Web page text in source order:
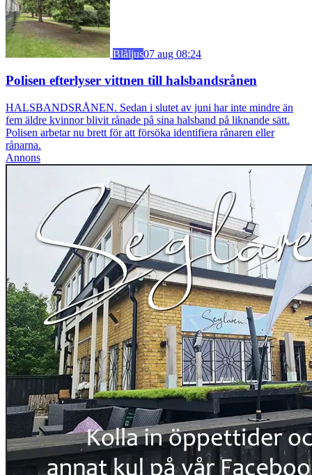
Blåljus07 aug 08:24
Polisen efterlyser vittnen till halsbandsrånen
HALSBANDSRÅNEN. Sedan i slutet av juni har inte mindre än
fem äldre kvinnor blivit rånade på sina halsband på liknande sätt.
Polisen arbetar nu brett för att försöka identifiera rånaren eller
rånarna.
Annons